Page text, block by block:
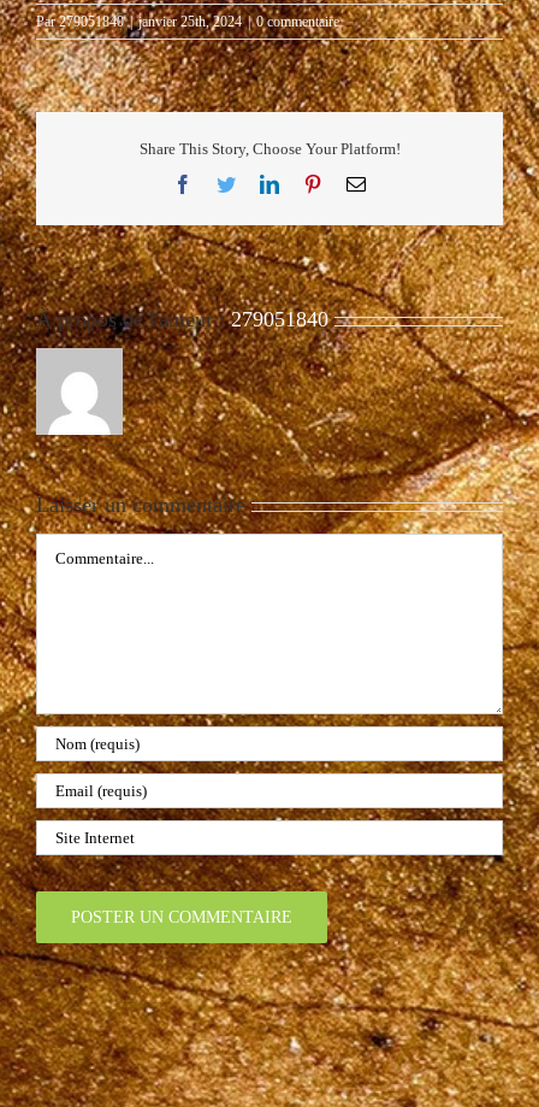
Par279051840 | janvier 25th, 2024 | 0 commentaire
Share This Story, Choose Your Platform!
Facebook
TwitterLinkedInPinterestEmail
À propos de l'auteur :279051840
Laisser un commentaire
Commentaire